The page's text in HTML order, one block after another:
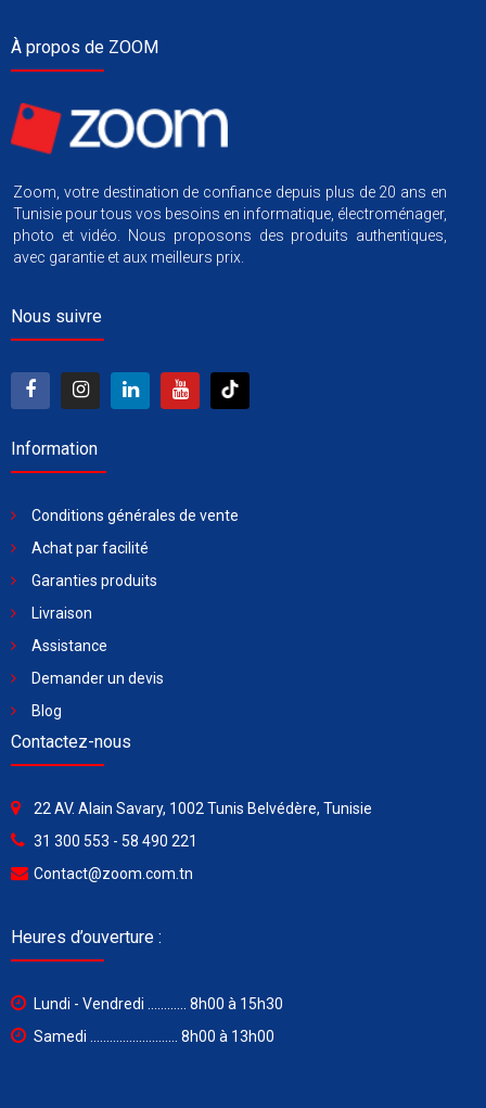
À propos de ZOOM
Zoom, votre destination de confiance depuis plus de 20 ans en
Tunisie pour tous vos besoins en informatique, électroménager,
photo et vidéo. Nous proposons des produits authentiques,
avec garantie et aux meilleurs prix.
Nous suivre
Information
Conditions générales de vente
Achat par facilité
Garanties produits
Livraison
Assistance
Demander un devis
Blog
Contactez-nous
22 AV. Alain Savary, 1002 Tunis Belvédère, Tunisie
31 300 553 - 58 490 221
Contact@zoom.com.tn
Heures d’ouverture :
Lundi - Vendredi ............ 8h00 à 15h30
Samedi ........................... 8h00 à 13h00